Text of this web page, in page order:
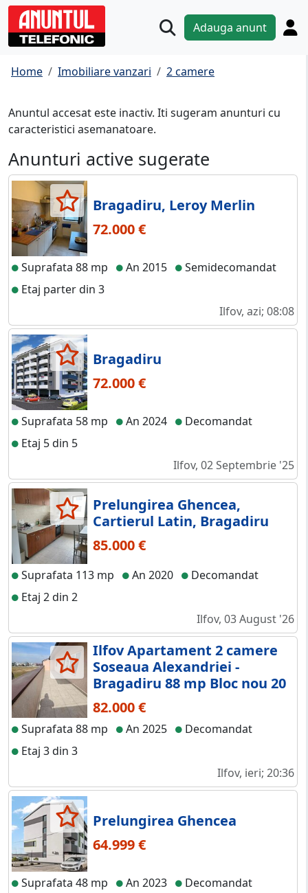
Adauga anunt
Home Imobiliare vanzari 2 camere
Anuntul accesat este inactiv. Iti sugeram anunturi cu
caracteristici asemanatoare.
Anunturi active sugerate
Bragadiru, Leroy Merlin
72.000 €
Suprafata 88 mp An 2015
Semidecomandat
Etaj parter din 3
Ilfov, azi; 08:08
Bragadiru
72.000 €
Suprafata 58 mp An 2024
Decomandat
Etaj 5 din 5
Ilfov, 02 Septembrie '25
Prelungirea Ghencea,
Cartierul Latin, Bragadiru
85.000 €
Suprafata 113 mp An 2020
Decomandat
Etaj 2 din 2
Ilfov, 03 August '26
Ilfov Apartament 2 camere
Soseaua Alexandriei -
Bragadiru 88 mp Bloc nou 20
82.000 €
Suprafata 88 mp An 2025
Decomandat
Etaj 3 din 3
Ilfov, ieri; 20:36
Prelungirea Ghencea
64.999 €
Suprafata 48 mp An 2023
Decomandat